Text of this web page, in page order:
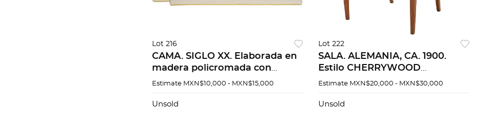
Lot 216
CAMA. SIGLO XX. Elaborada en
madera policromada con
tapicería bordada a mano.
dos largueros.
Estimate MXN$10,000 - MXN$15,000
Unsold
Lot 222
SALA. ALEMANIA, CA. 1900.
Estilo CHERRYWOOD
BIEDERMEIER. Elaborada en
y tapicería acojinada a rayas.
Estimate MXN$20,000 - MXN$30,000
Unsold